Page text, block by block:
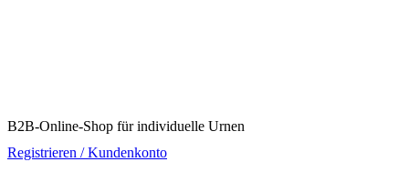
B2B-Online-Shop für individuelle Urnen
Registrieren / Kundenkonto